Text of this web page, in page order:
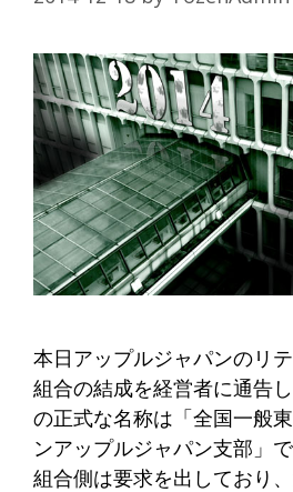
本日アップルジャパンのリ
組合の結成を経営者に通告
の正式な名称は「全国一般
ンアップルジャパン支部」で
組合側は要求を出しており